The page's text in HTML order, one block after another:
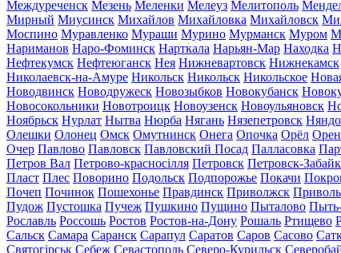
Междуреченск Мезень Меленки Мелеуз Мелитополь
Мирный Миусинск Михайлов Михайловка Михайловск
Моспино Муравленко Мураши Мурино Мурманск Муром
Нариманов Наро-Фоминск Нарткала Нарьян-Мар Находка
Нефтекумск Нефтеюганск Нея Нижневартовск Нижнекамск
Николаевск-на-Амуре Никольск Никольск Никольское
Новодвинск Новодружеск Новозыбков Новокубанск
Новосокольники Новотроицк Новоузенск Новоульяновск
Ноябрьск Нурлат Нытва Нюрба Нягань Нязепетровск
Олешки Олонец Омск Омутнинск Онега Опочка Орёл
Очер Павлово Павловск Павловский Посад Палласовка
Петров Вал Петрово-красносілля Петровск Петровск-
Пласт Плес Поворино Подольск Подпорожье Покачи
Почеп Починок Пошехонье Правдинск Приволжск
Пудож Пустошка Пучеж Пушкино Пущино Пыталово
Рославль Россошь Ростов Ростов-на-Дону Рошаль Ртищево
Сальск Самара Саранск Сарапул Саратов Саров Сасово
Святогірськ Себеж Севастополь Северо-Курильск